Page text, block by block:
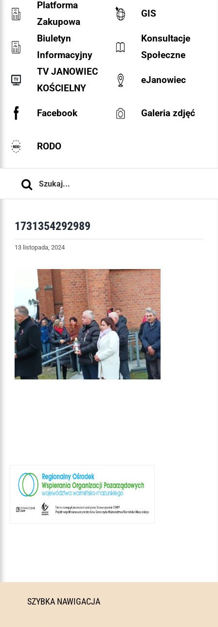
Platforma
Zakupowa
GIS
Biuletyn
Informacyjny
Konsultacje
Społeczne
TV JANOWIEC
KOŚCIELNY
eJanowiec
Facebook Galeria zdjęć
RODO
1731354292989
13 listopada, 2024
SZYBKA NAWIGACJA